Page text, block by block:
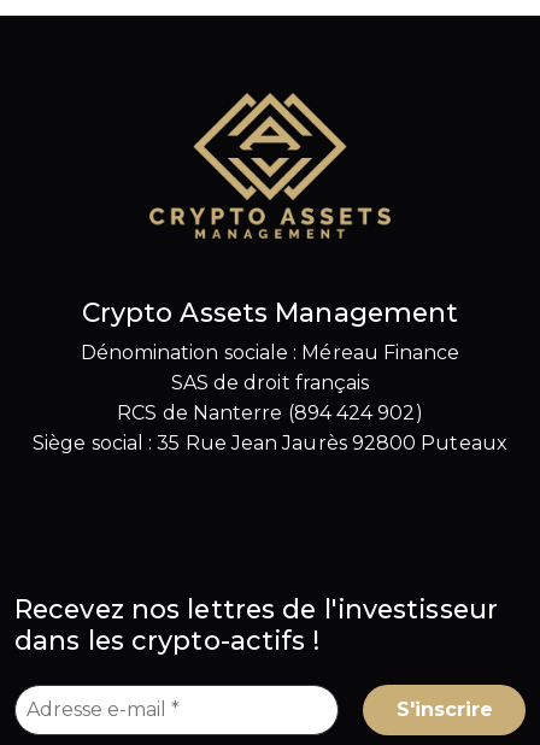
Crypto Assets Management
Dénomination sociale : Méreau Finance
SAS de droit français
RCS de Nanterre (894 424 902)
Siège social : 35 Rue Jean Jaurès 92800 Puteaux
Recevez nos lettres de l'investisseur
dans les crypto-actifs !